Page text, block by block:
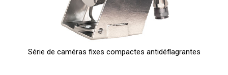
Série de caméras fixes compactes antidéflagrantes